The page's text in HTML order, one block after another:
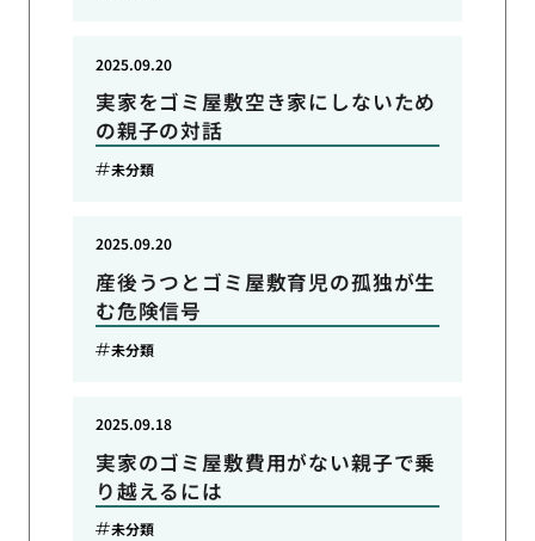
実家をゴミ屋敷空き家にしないため
の親子の対話
2025.09.20
未分類
産後うつとゴミ屋敷育児の孤独が生
む危険信号
2025.09.20
未分類
実家のゴミ屋敷費用がない親子で乗
り越えるには
2025.09.18
未分類